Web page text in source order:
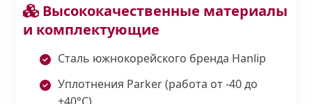
Высококачественные материалы
и комплектующие
Сталь южнокорейского бренда Hanlip
Уплотнения Parker (работа от -40 до